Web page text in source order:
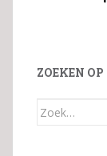
ZOEKEN
Zoek